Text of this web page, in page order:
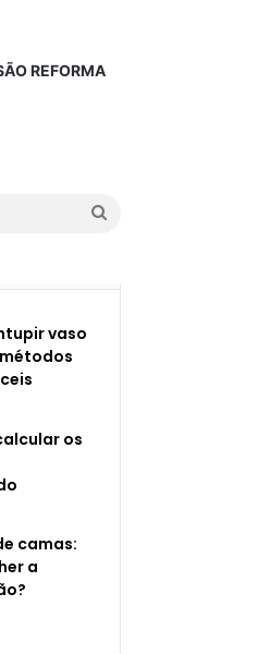
REFORMA
vaso
os
camas:
a